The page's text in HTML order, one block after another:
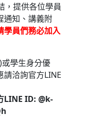
，提供各位學員
通知、講義附
學員們務必加入
學生身分優
請洽詢官方LINE
LINE ID: @k-